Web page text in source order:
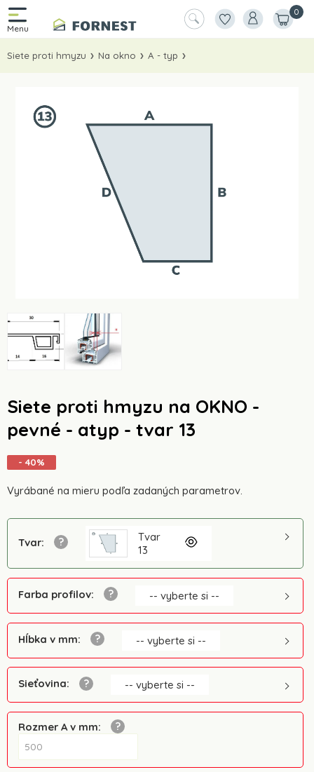
0
Siete proti hmyzu Na okno A - typ
Siete proti hmyzu na OKNO -
pevné - atyp - tvar 13
- 40%
Vyrábané na mieru podľa zadaných parametrov.
Tvar:
Tvar
13
Farba profilov: -- vyberte si --
Hĺbka v mm: -- vyberte si --
Sieťovina: -- vyberte si --
Rozmer A v mm: